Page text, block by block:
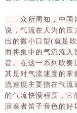
在。这里
门吹往笛
慢程度，
度。可以
各个音区
驭能力等
把握程度。
众所周知，中国笛
说，气流在人为的压
出的微小口型(就是
而将集中的气流灌入
音。在这一系列吹奏
其是对气流速度的掌
流速度主要指在气流
的气流快慢程度，它
演奏者笛子音色的好